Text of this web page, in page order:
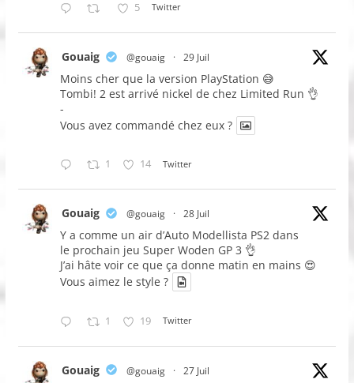
5 Twitter
Gouaig @gouaig · 29 Juil
Moins cher que la version PlayStation 😅
Tombi! 2 est arrivé nickel de chez Limited Run 👌
-
Vous avez commandé chez eux ?
1 14 Twitter
Gouaig @gouaig · 28 Juil
Y a comme un air d’Auto Modellista PS2 dans
le prochain jeu Super Woden GP 3 👌
J’ai hâte voir ce que ça donne matin en mains 😍
Vous aimez le style ?
1 19 Twitter
Gouaig @gouaig · 27 Juil